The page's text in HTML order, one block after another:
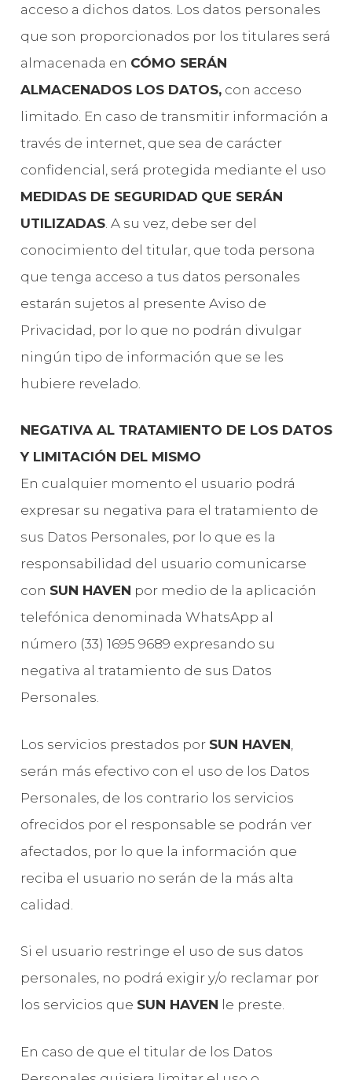
acceso a dichos datos. Los datos personales
que son proporcionados por los titulares será
almacenada en CÓMO SERÁN
ALMACENADOS LOS DATOS,con acceso
limitado. En caso de transmitir información a
través de internet, que sea de carácter
confidencial, será protegida mediante el uso
MEDIDAS DE SEGURIDAD QUE SERÁN
UTILIZADAS. A su vez, debe ser del
conocimiento del titular, que toda persona
que tenga acceso a tus datos personales
estarán sujetos al presente Aviso de
Privacidad, por lo que no podrán divulgar
ningún tipo de información que se les
hubiere revelado.
NEGATIVA AL TRATAMIENTO DE LOS DATOS
Y LIMITACIÓN DEL MISMO
En cualquier momento el usuario podrá
expresar su negativa para el tratamiento de
sus Datos Personales, por lo que es la
responsabilidad del usuario comunicarse
con SUN HAVEN por medio de la aplicación
telefónica denominada WhatsApp al
número (33) 1695 9689 expresando su
negativa al tratamiento de sus Datos
Personales.
Los servicios prestados por SUN HAVEN
serán más efectivo con el uso de los Datos
Personales, de los contrario los servicios
ofrecidos por el responsable se podrán ver
afectados, por lo que la información que
reciba el usuario no serán de la más alta
calidad.
Si el usuario restringe el uso de sus datos
personales, no podrá exigir y/o reclamar por
los servicios que SUN HAVEN le preste.
En caso de que el titular de los Datos